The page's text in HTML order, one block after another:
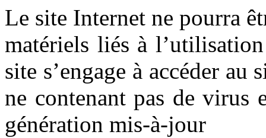
Le site Internet ne pourra
matériels liés à
site s’engage à accéder
ne contenant pas de virus
génération mis-à-jour